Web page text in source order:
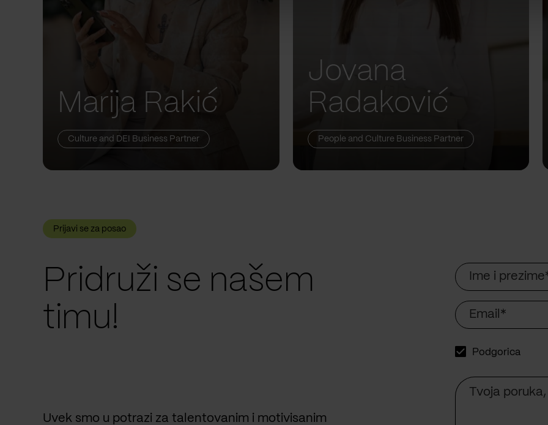
Marija Rakić
Culture and DEI Business Partner
Jovana
Radaković
People and Culture Business Partner
Prijavi se za posao
Pridruži se našem
timu!
Uvek smo u potrazi za talentovanim i motivisanim
Name
Email
U
KOM
BISTE
VOLELI
Podgorica
Comment